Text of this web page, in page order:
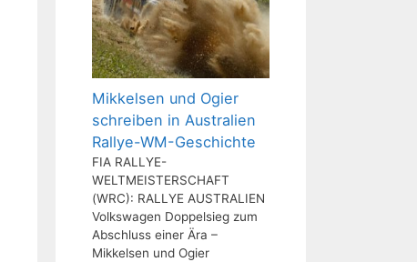
Mikkelsen und Ogier
schreiben in Australien
Rallye-WM-Geschichte
FIA RALLYE-
WELTMEISTERSCHAFT
(WRC): RALLYE AUSTRALIEN
Volkswagen Doppelsieg zum
Abschluss einer Ära –
Mikkelsen und Ogier